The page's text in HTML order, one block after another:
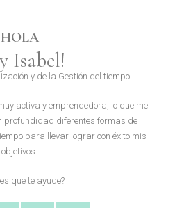
HOLA
Isabel!
y de la Gestión del tiempo.
activa y emprendedora, lo que me
profundidad diferentes formas de
para llevar lograr con éxito mis
objetivos.
que te ayude?